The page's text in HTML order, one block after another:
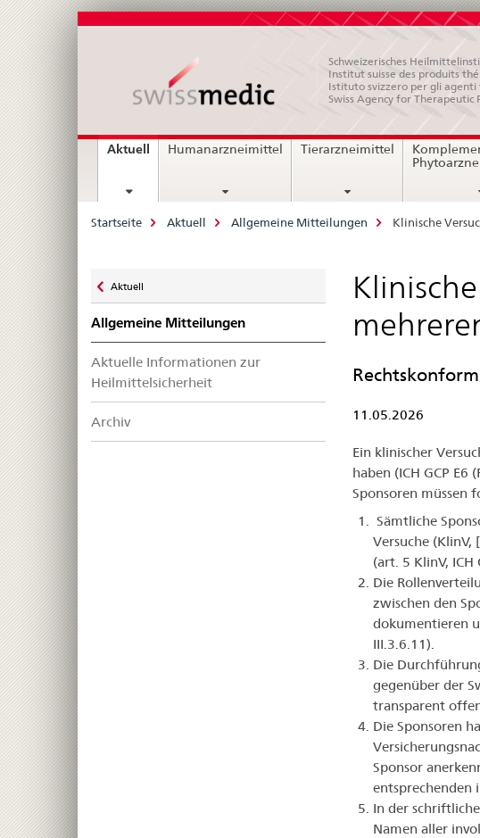
Schweizerisches
Institut suisse des produits
Istituto svizzero per gli
Swiss Agency for Therapeutic
Hauptnavigation
Aktuell current
Humanarzneimittel Tierarzneimittel
Breadcrumb
Startseite Aktuell Allgemeine Mitteilungen Klinische
zu
Aktuell
Allgemeine Mitteilungen
Aktuelle Informationen zur
Heilmittelsicherheit
Archiv 11.05.2026
Ein klinischer
haben (ICH GCP
Sponsoren müssen
Sämtliche
Versuche (KlinV,
(art. 5 KlinV, ICH
Die
zwischen den
dokumentieren
III.3.6.11).
Die
gegenüber der
transparent
Die Sponsoren
Sponsor
entsprechenden
In der
Namen aller